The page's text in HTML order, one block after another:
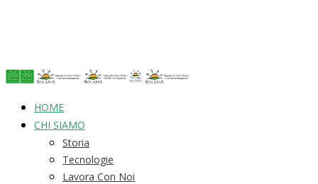
HOME
CHI SIAMO
Storia
Tecnologie
Lavora Con Noi